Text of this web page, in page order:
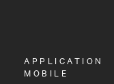
OUVRIR
LE
APPLICATION
MOBILE